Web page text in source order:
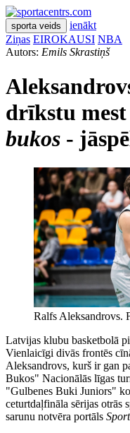
sporta veids
ienākt
Ziņas EIROKAUSI NBA
Autors: Emils Skrastiņš
drīkstu
bukos -
Ralfs Aleksandrovs.
Latvijas klubu basketbolā
Vienlaicīgi divās frontēs
Aleksandrovs, kurš ir gan
Bukos" Nacionālās līgas
"Gulbenes Buki Juniors"
ceturtdaļfināla sērijas otrās
sarunu notvēra portāls